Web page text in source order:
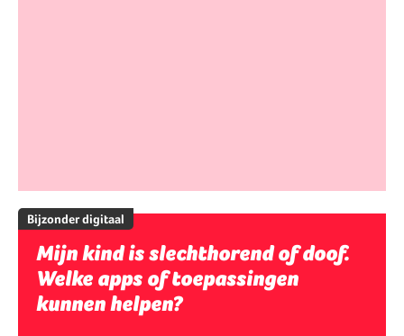
Bijzonder digitaal
Mijn kind is slechthorend of doof.
Welke apps of toepassingen
kunnen helpen?